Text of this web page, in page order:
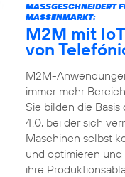
MASSGESCHNEIDERT
ASSENMARKT:
M2M mit
von
M2M-
immer mehr
Sie bilden die Basis
4.0, bei der sich
Maschinen selbst
und optimieren
ihre